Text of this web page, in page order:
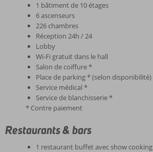
1 bâtiment de 10 étages
6 ascenseurs
226 chambres
Réception 24h / 24
Lobby
Wi-Fi gratuit dans le hall
Salon de coiffure *
Place de parking * (selon disponibilité)
Service médical *
Service de blanchisserie *
* Contre paiement
Restaurants & bars
1 restaurant buffet avec show cooking